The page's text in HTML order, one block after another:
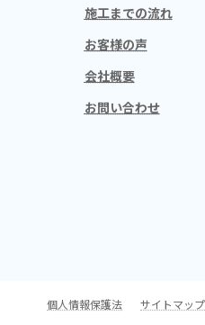
施工までの流れ
お客様の声
会社概要
お問い合わせ
個人情報保護法 サイトマップ